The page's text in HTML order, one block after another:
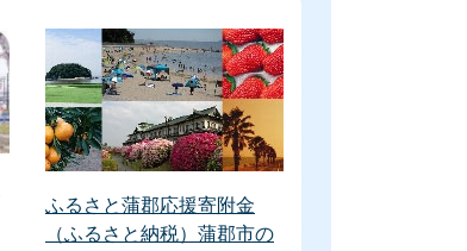
ふるさと蒲郡応援寄附金
（ふるさと納税）蒲郡市の